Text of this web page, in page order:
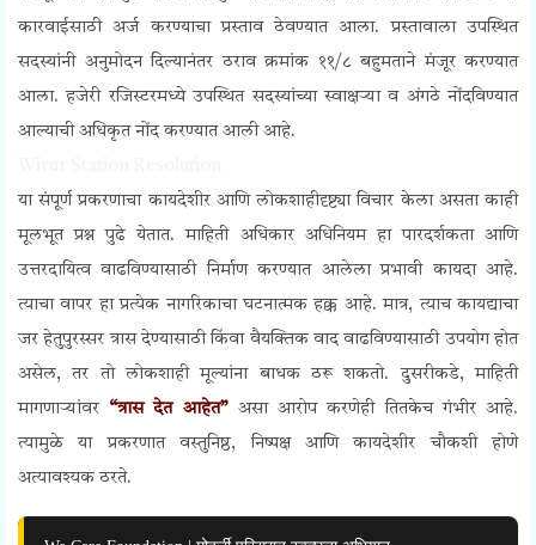
कारवाईसाठी अर्ज करण्याचा प्रस्ताव ठेवण्यात आला. प्रस्तावाला उपस्थित
सदस्यांनी अनुमोदन दिल्यानंतर ठराव क्रमांक ११/८ बहुमताने मंजूर करण्यात
आला. हजेरी रजिस्टरमध्ये उपस्थित सदस्यांच्या स्वाक्षऱ्या व अंगठे नोंदविण्यात
आल्याची अधिकृत नोंद करण्यात आली आहे.
या संपूर्ण प्रकरणाचा कायदेशीर आणि लोकशाहीदृष्ट्या विचार केला असता काही
मूलभूत प्रश्न पुढे येतात. माहिती अधिकार अधिनियम हा पारदर्शकता आणि
उत्तरदायित्व वाढविण्यासाठी निर्माण करण्यात आलेला प्रभावी कायदा आहे.
त्याचा वापर हा प्रत्येक नागरिकाचा घटनात्मक हक्क आहे. मात्र, त्याच कायद्याचा
जर हेतुपुरस्सर त्रास देण्यासाठी किंवा वैयक्तिक वाद वाढविण्यासाठी उपयोग होत
असेल, तर तो लोकशाही मूल्यांना बाधक ठरू शकतो. दुसरीकडे, माहिती
मागणाऱ्यांवर “त्रास देत आहेत”असा आरोप करणेही तितकेच गंभीर आहे.
त्यामुळे या प्रकरणात वस्तुनिष्ठ, निष्पक्ष आणि कायदेशीर चौकशी होणे
अत्यावश्यक ठरते.